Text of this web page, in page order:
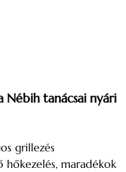
Nébih tanácsai nyári
grillezés
maradékok